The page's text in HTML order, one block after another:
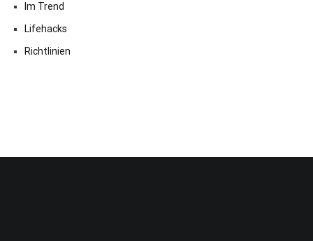
Im Trend
Lifehacks
Richtlinien